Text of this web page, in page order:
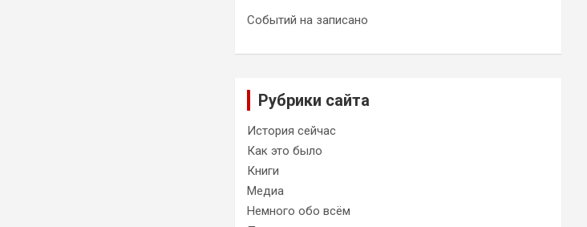
Событий на записано
Рубрики сайта
История сейчас
Как это было
Книги
Медиа
Немного обо всём